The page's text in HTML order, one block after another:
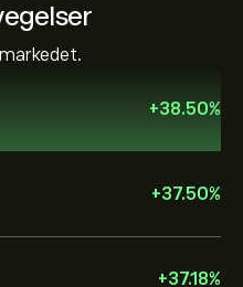
+38.50%
+37.50%
+37.18%